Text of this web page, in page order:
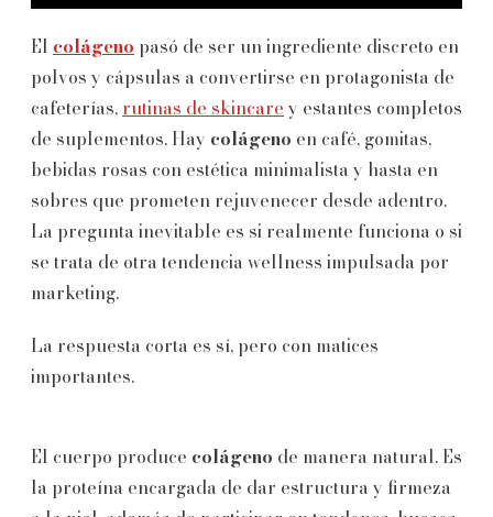
El colágeno pasó de ser un ingrediente discreto en
polvos y cápsulas a convertirse en protagonista de
cafeterías, rutinas de skincare y estantes completos
de suplementos. Hay colágeno en café, gomitas,
bebidas rosas con estética minimalista y hasta en
sobres que prometen rejuvenecer desde adentro.
La pregunta inevitable es si realmente funciona o si
se trata de otra tendencia wellness impulsada por
marketing.
La respuesta corta es sí, pero con matices
importantes.
El cuerpo produce colágeno de manera natural. Es
la proteína encargada de dar estructura y firmeza